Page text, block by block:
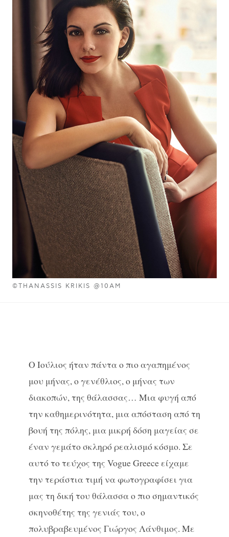
©THANASSIS KRIKIS @10AM
Ο Iούλιος ήταν πάντα ο πιο αγαπημένος
μου μήνας, ο γενέθλιος, ο μήνας των
διακοπών, της θάλασσας… Μια φυγή από
την καθημερινότητα, μια απόσταση από τη
βουή της πόλης, μια μικρή δόση μαγείας σε
έναν γεμάτο σκληρό ρεαλισμό κόσμο. Σε
αυτό το τεύχος της Vogue Greece είχαμε
την τεράστια τιμή να φωτογραφίσει για
μας τη δική του θάλασσα ο πιο σημαντικός
σκηνοθέτης της γενιάς του, ο
πολυβραβευμένος Γιώργος Λάνθιμος. Με